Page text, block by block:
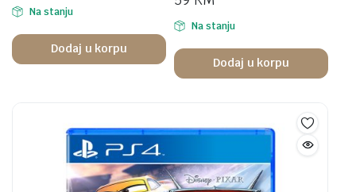
Na stanju
Dodaj u korpu
Na stanju
Dodaj u korpu